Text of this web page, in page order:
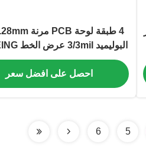
النهاية
احصل على افضل سعر
5
6